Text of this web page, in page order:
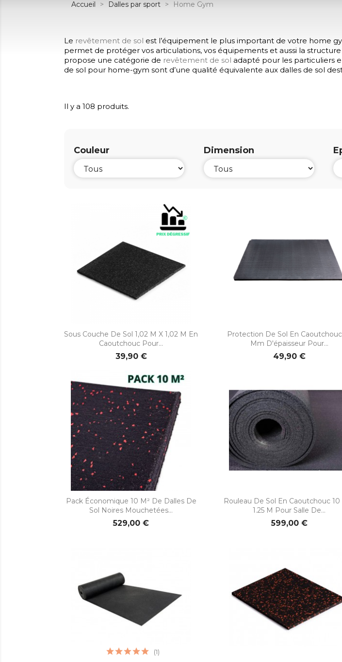
Accueil Dalles par sport Home Gym
Le revêtement de sol est l’équipement le plus important de votre home
permet de protéger vos articulations, vos équipements et aussi la
propose une catégorie de revêtement de sol adapté pour les particuliers
de sol pour home-gym sont d’une qualité équivalente aux dalles de sol
Il y a 108 produits.
Couleur Dimension
Sous Couche De Sol 1,02 M X 1,02 M En
Caoutchouc Pour...
39,90 €
Aperçu rapide
Protection De Sol En Caoutchouc
Mm D'épaisseur Pour...
49,90 €
Aperçu rapide
Pack Économique 10 M² De Dalles De
Sol Noires Mouchetées...
529,00 €
Aperçu rapide
Rouleau De Sol En Caoutchouc 10
1.25 M Pour Salle De...
599,00 €
Aperçu rapide
(1)